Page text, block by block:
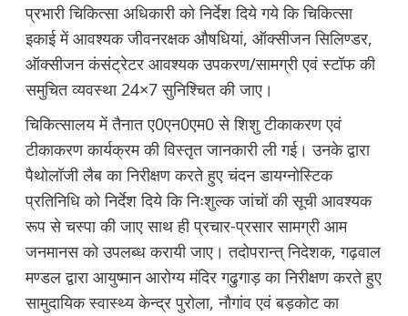
प्रभारी चिकित्सा अधिकारी को निर्देश दिये गये कि चिकित्सा
इकाई में आवश्यक जीवनरक्षक औषधियां, ऑक्सीजन सिलिण्डर,
ऑक्सीजन कंसंट्रेटर आवश्यक उपकरण/सामग्री एवं स्टॉफ की
समुचित व्यवस्था 24×7 सुनिश्चित की जाए।
चिकित्सालय में तैनात ए0एन0एम0 से शिशु टीकाकरण एवं
टीकाकरण कार्यक्रम की विस्तृत जानकारी ली गई। उनके द्वारा
पैथोलॉजी लैब का निरीक्षण करते हुए चंदन डायग्नोस्टिक
प्रतिनिधि को निर्देश दिये कि निःशुल्क जांचों की सूची आवश्यक
रूप से चस्पा की जाए साथ ही प्रचार-प्रसार सामग्री आम
जनमानस को उपलब्ध करायी जाए। तदोपरान्त् निदेशक, गढ़वाल
मण्डल द्वारा आयुष्मान आरोग्य मंदिर गढुगाड़ का निरीक्षण करते हुए
सामुदायिक स्वास्थ्य केन्द्र पुरोला, नौगांव एवं बड़कोट का